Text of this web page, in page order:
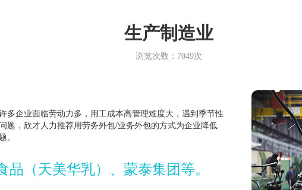
生产制造业
浏览次数：7049次
企业面临劳动力多，用工成本高管理难度大，遇到季节性
题，欣才人力推荐用劳务外包/业务外包的方式为企业降低
。
（天美华乳）、蒙泰集团等。